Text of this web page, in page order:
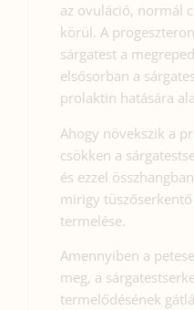
az ovuláció, normál
körül. A
sárgatest a
elsősorban a
prolaktin hatására
Ahogy növekszik a
csökken a
és ezzel
mirigy
termelése.
Amennyiben a
meg, a
termelődésének